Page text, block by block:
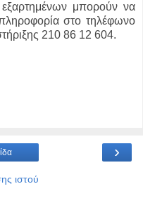
εξαρτημένων μπορούν να
στο τηλέφωνο
210 86 12 604.
›
ιστού